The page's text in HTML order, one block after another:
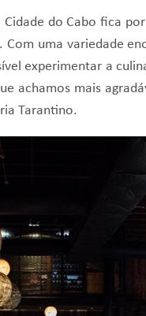
do Cabo fica
uma variedade
experimentar a
achamos mais
Tarantino.